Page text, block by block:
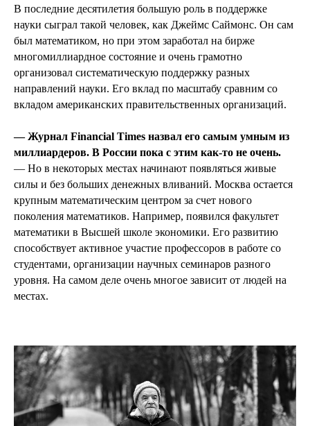
В последние десятилетия большую роль в поддержке
науки сыграл такой человек, как Джеймс Саймонс. Он сам
был математиком, но при этом заработал на бирже
многомиллиардное состояние и очень грамотно
организовал систематическую поддержку разных
направлений науки. Его вклад по масштабу сравним со
вкладом американских правительственных организаций.
— Журнал Financial Times назвал его самым умным из
миллиардеров. В России пока с этим как-то не очень.
— Но в некоторых местах начинают появляться живые
силы и без больших денежных вливаний. Москва остается
крупным математическим центром за счет нового
поколения математиков. Например, появился факультет
математики в Высшей школе экономики. Его развитию
способствует активное участие профессоров в работе со
студентами, организации научных семинаров разного
уровня. На самом деле очень многое зависит от людей на
местах.